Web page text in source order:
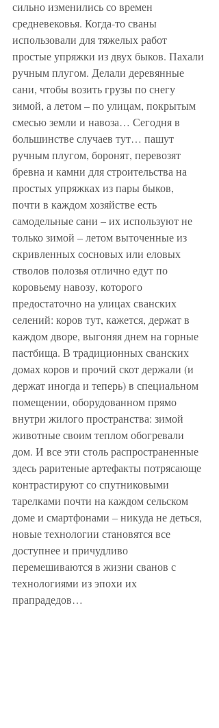
сильно изменились со времен
средневековья. Когда-то сваны
использовали для тяжелых работ
простые упряжки из двух быков. Пахали
ручным плугом. Делали деревянные
сани, чтобы возить грузы по снегу
зимой, а летом – по улицам, покрытым
смесью земли и навоза… Сегодня в
большинстве случаев тут… пашут
ручным плугом, боронят, перевозят
бревна и камни для строительства на
простых упряжках из пары быков,
почти в каждом хозяйстве есть
самодельные сани – их используют не
только зимой – летом выточенные из
скривленных сосновых или еловых
стволов полозья отлично едут по
коровьему навозу, которого
предостаточно на улицах сванских
селений: коров тут, кажется, держат в
каждом дворе, выгоняя днем на горные
пастбища. В традиционных сванских
домах коров и прочий скот держали (и
держат иногда и теперь) в специальном
помещении, оборудованном прямо
внутри жилого пространства: зимой
животные своим теплом обогревали
дом. И все эти столь распространенные
здесь раритеные артефакты потрясающе
контрастируют со спутниковыми
тарелками почти на каждом сельском
доме и смартфонами – никуда не деться,
новые технологии становятся все
доступнее и причудливо
перемешиваются в жизни сванов с
технологиями из эпохи их
прапрадедов…